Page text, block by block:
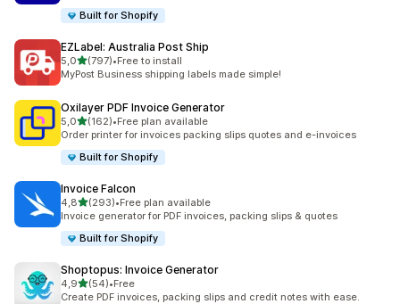
Built for Shopify
EZLabel: Australia Post Ship
5,0z 5 hvězd
(797)
Celkový počet recenzí: 797
•Free to install
MyPost Business shipping labels made simple!
Oxilayer PDF Invoice Generator
5,0z 5 hvězd
(162)
Celkový počet recenzí: 162
•Free plan available
Order printer for invoices packing slips quotes and e-invoices
Built for Shopify
Invoice Falcon
4,8z 5 hvězd
(293)
Celkový počet recenzí: 293
•Free plan available
Invoice generator for PDF invoices, packing slips & quotes
Built for Shopify
Shoptopus: Invoice Generator
4,9z 5 hvězd
(54)
Celkový počet recenzí: 54
•Free
Create PDF invoices, packing slips and credit notes with ease.